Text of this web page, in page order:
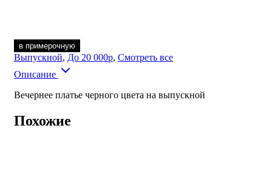
в примерочную
Выпускной, До 20 000р, Смотреть все
Описание
Вечернее платье черного цвета на выпускной
Похожие